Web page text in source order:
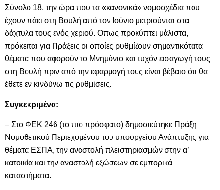
Σύνολο 18, την ώρα που τα «κανονικά» νομοσχέδια που
έχουν πάει στη Βουλή από τον Ιούνιο μετριούνται στα
δάχτυλα τους ενός χεριού. Οπως προκύπτει μάλιστα,
πρόκειται για Πράξεις οι οποίες ρυθμίζουν σημαντικότατα
θέματα που αφορούν το Μνημόνιο και τυχόν εισαγωγή τους
στη Βουλή πριν από την εφαρμογή τους είναι βέβαιο ότι θα
έθετε εν κινδύνω τις ρυθμίσεις.
Συγκεκριμένα:
– Στο ΦΕΚ 246 (το πιο πρόσφατο) δημοσιεύτηκε Πράξη
Νομοθετικού Περιεχομένου του υπουργείου Ανάπτυξης για
θέματα ΕΣΠΑ, την αναστολή πλειστηριασμών στην α’
κατοικία και την αναστολή εξώσεων σε εμπορικά
καταστήματα.